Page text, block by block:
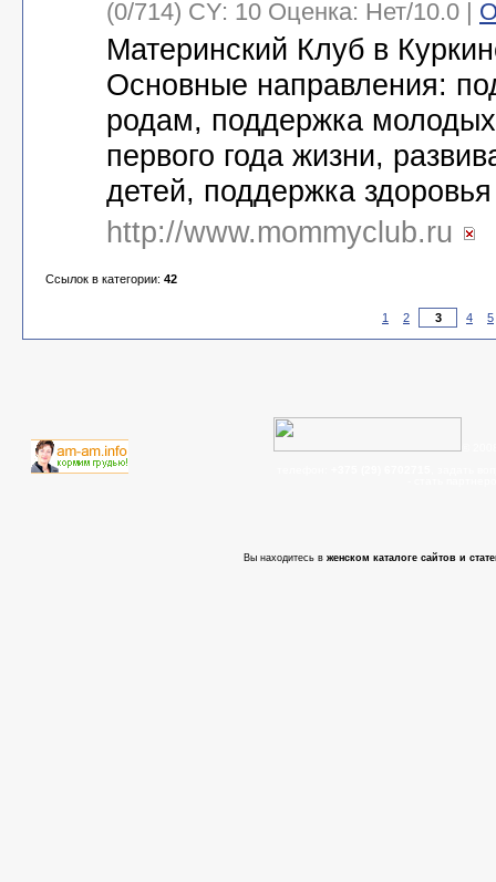
(0/714) CY: 10 Оценка: Нет/10.0 |
Материнский Клуб в
Основные направления:
родам, поддержка
первого года жизни,
детей, поддержка
http://www.mommyclub.ru
Ссылок в категории: 42
1 2 4 5
Вы находитесь в женском каталоге сайтов и